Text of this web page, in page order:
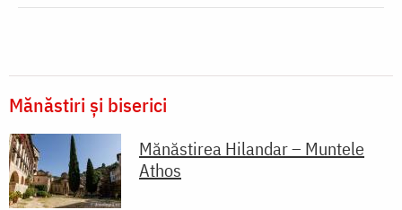
Mănăstiri și biserici
Mănăstirea Hilandar – Muntele
Athos